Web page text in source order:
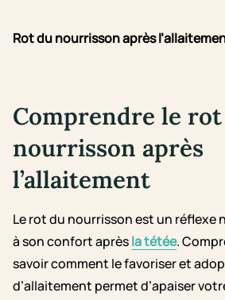
Rot du nourrisson après
Comprendre le
nourrisson après
l’allaitement
Le rot du nourrisson est un réflexe
à son confort aprèsla tétée.
savoir comment le favoriser et
d’allaitement permet d’apaiser